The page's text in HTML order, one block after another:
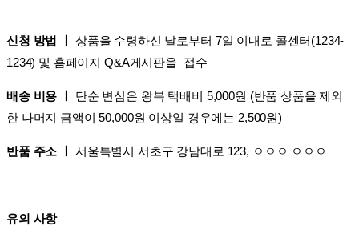
신청 방법 ㅣ 상품을 수령하신 날로부터 7일 이내로 콜센터(1234-
1234) 및 홈페이지 Q&A게시판을 접수
배송 비용 ㅣ
단순 변심은 왕복 택배비 5,000원 (반품 상품을 제외
한 나머지 금액이 50,000원 이상일 경우에는 2,500원)
반품 주소 ㅣ 서울특별시 서초구 강남대로 123, ㅇㅇㅇ ㅇㅇㅇ
유의 사항